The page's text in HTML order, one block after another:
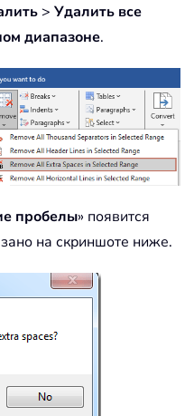
> Удалить все
диапазоне.
пробелы» появится
на скриншоте ниже.